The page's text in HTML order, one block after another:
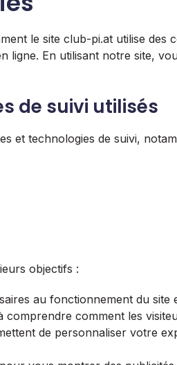
le site club-pi.at utilise des
En utilisant notre site,
de suivi utilisés
et technologies de suivi,
objectifs :
au fonctionnement du site
comprendre comment les
de personnaliser votre